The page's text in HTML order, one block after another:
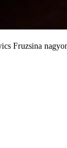
Fruzsina